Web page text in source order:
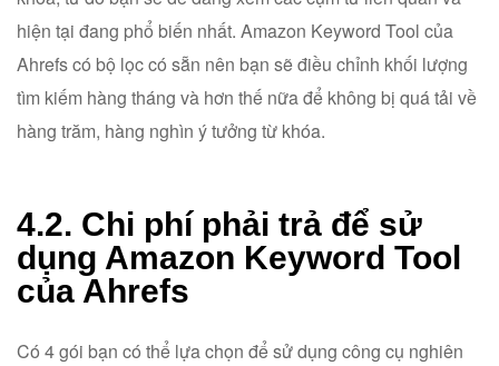
hiện tại đang phổ biến nhất. Amazon Keyword Tool của
Ahrefs có bộ lọc có sẵn nên bạn sẽ điều chỉnh khối lượng
tìm kiếm hàng tháng và hơn thế nữa để không bị quá tải về
hàng trăm, hàng nghìn ý tưởng từ khóa.
4.2. Chi phí phải trả để sử
dụng Amazon Keyword Tool
của Ahrefs
Có 4 gói bạn có thể lựa chọn để sử dụng công cụ nghiên